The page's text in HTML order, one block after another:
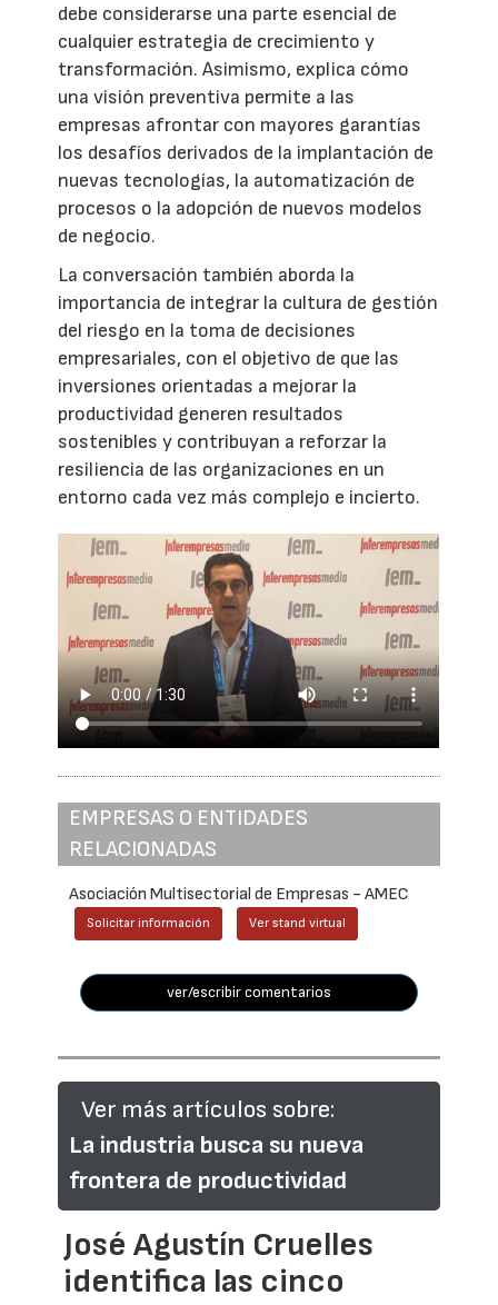
debe considerarse una parte esencial de
cualquier estrategia de crecimiento y
transformación. Asimismo, explica cómo
una visión preventiva permite a las
empresas afrontar con mayores garantías
los desafíos derivados de la implantación de
nuevas tecnologías, la automatización de
procesos o la adopción de nuevos modelos
de negocio.
La conversación también aborda la
importancia de integrar la cultura de gestión
del riesgo en la toma de decisiones
empresariales, con el objetivo de que las
inversiones orientadas a mejorar la
productividad generen resultados
sostenibles y contribuyan a reforzar la
resiliencia de las organizaciones en un
entorno cada vez más complejo e incierto.
EMPRESAS O ENTIDADES
RELACIONADAS
Asociación Multisectorial de Empresas - AMEC
Solicitar información Ver stand virtual
ver/escribir comentarios
Ver más artículos sobre:
La industria busca su nueva
frontera de productividad
José Agustín Cruelles
identifica las cinco